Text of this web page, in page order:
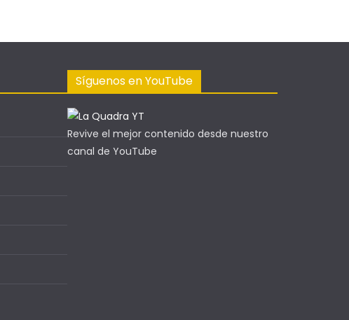
Síguenos en YouTube
Revive el mejor contenido desde nuestro
canal de YouTube